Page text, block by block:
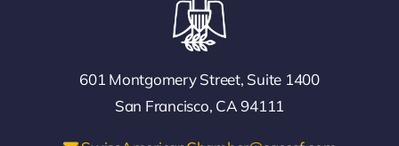
601 Montgomery Street, Suite 1400
San Francisco, CA 94111